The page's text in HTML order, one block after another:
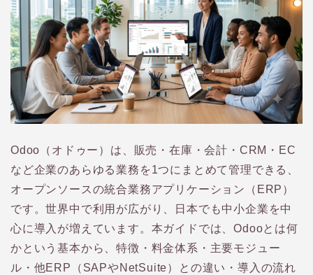
Odoo（オドゥー）は、販売・在庫・会計・CRM・EC
など企業のあらゆる業務を1つにまとめて管理できる、
オープンソースの統合業務アプリケーション（ERP）
です。世界中で利用が広がり、日本でも中小企業を中
心に導入が増えています。本ガイドでは、Odooとは何
かという基本から、特徴・料金体系・主要モジュー
ル・他ERP（SAPやNetSuite）との違い・導入の流れ